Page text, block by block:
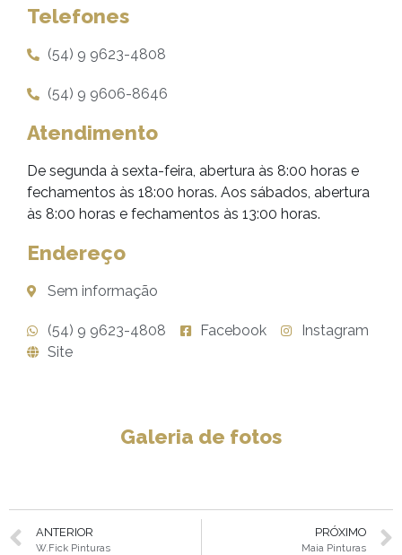
Telefones
(54) 9 9623-4808
(54) 9 9606-8646
Atendimento
De segunda à sexta-feira, abertura às 8:00 horas e
fechamentos às 18:00 horas. Aos sábados, abertura
às 8:00 horas e fechamentos às 13:00 horas.
Endereço
Sem informação
(54) 9 9623-4808 Facebook
Instagram
Site
Galeria de fotos
ANTERIOR
W.Fick Pinturas
PRÓXIMO
Maia Pinturas